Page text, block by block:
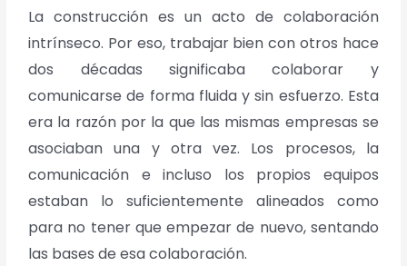
La construcción es un acto de colaboración
intrínseco. Por eso, trabajar bien con otros hace
dos décadas significaba colaborar y
comunicarse de forma fluida y sin esfuerzo. Esta
era la razón por la que las mismas empresas se
asociaban una y otra vez. Los procesos, la
comunicación e incluso los propios equipos
estaban lo suficientemente alineados como
para no tener que empezar de nuevo, sentando
las bases de esa colaboración.